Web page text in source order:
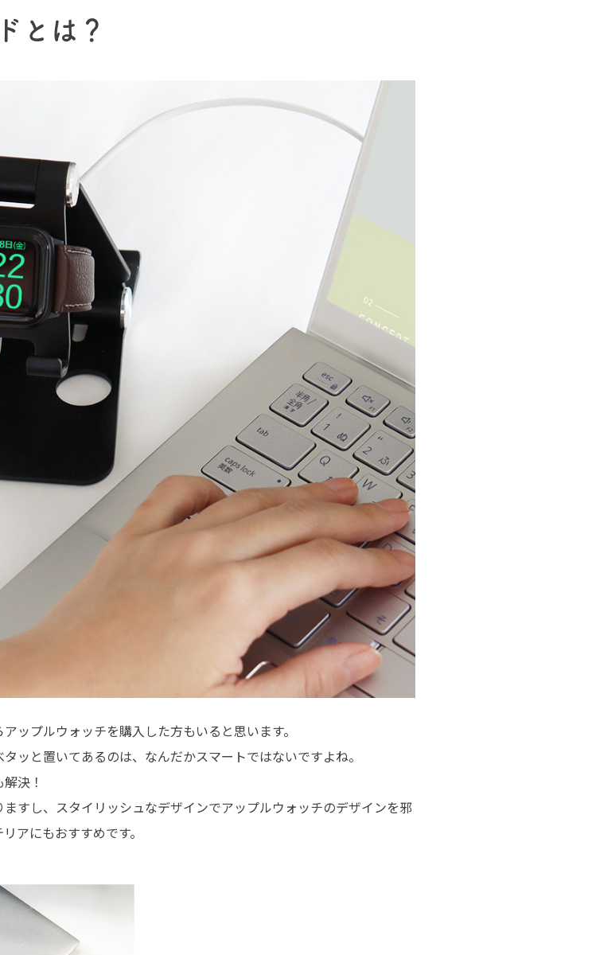
とは？
ップルウォッチを購入した方もいると思います。
ッと置いてあるのは、なんだかスマートではないですよね。
決！
すし、スタイリッシュなデザインでアップルウォッチのデザインを邪
アにもおすすめです。